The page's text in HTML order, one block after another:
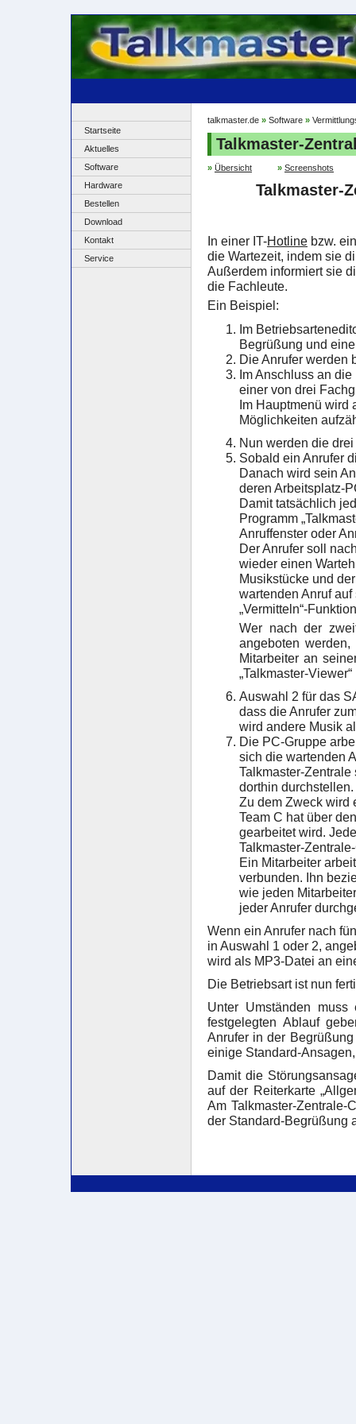
Startseite
Aktuelles
Software
Hardware
Bestellen
Download
Kontakt
Service
talkmaster.de » Software »
Talkmaster-
» Übersicht » Screenshots
Talkmaster-
In einer IT-Hotline bzw.
die Wartezeit, indem sie
Außerdem informiert sie
die Fachleute.
Ein Beispiel:
Im
Begrüßung und
Die Anrufer werden
Im Anschluss an
einer von drei
Im Hauptmenü wird
Möglichkeiten
Nun werden die
Sobald ein Anrufer
Danach wird sein
deren Arbeitsplatz-
Damit tatsächlich
Programm
Anruffenster oder
Der Anrufer soll
wieder einen
Musikstücke und
wartenden Anruf
„Vermitteln“-
Wer nach der
angeboten
Mitarbeiter an
„Talkmaster-
Auswahl 2 für das
dass die Anrufer
wird andere Musik
Die PC-Gruppe
sich die wartenden
Talkmaster-
dorthin durchstellen.
Zu dem Zweck wird
Team C hat über
gearbeitet wird.
Talkmaster-
Ein Mitarbeiter
verbunden. Ihn
wie jeden
jeder Anrufer
Wenn ein Anrufer nach
in Auswahl 1 oder 2,
wird als MP3-Datei an
Die Betriebsart ist nun
Unter Umständen
festgelegten Ablauf
Anrufer in der
einige Standard-
Damit die
auf der Reiterkarte
Am Talkmaster-
der Standard-Begrüßung